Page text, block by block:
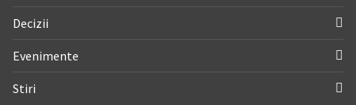
Decizii
Evenimente
Stiri